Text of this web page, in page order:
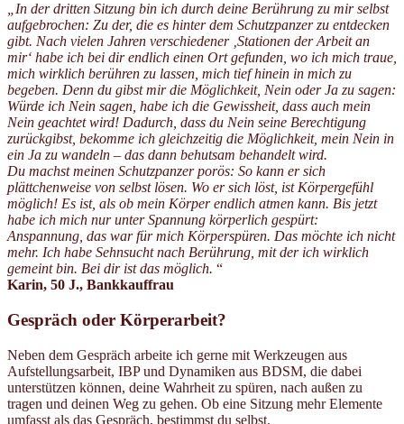
„In der dritten Sitzung bin ich durch deine Berührung zu mir selbst
aufgebrochen: Zu der, die es hinter dem Schutzpanzer zu entdecken
gibt. Nach vielen Jahren verschiedener ‚Stationen der Arbeit an
mir‘ habe ich bei dir endlich einen Ort gefunden, wo ich mich traue,
mich wirklich berühren zu lassen, mich tief hinein in mich zu
begeben. Denn du gibst mir die Möglichkeit, Nein oder Ja zu sagen:
Würde ich Nein sagen, habe ich die Gewissheit, dass auch mein
Nein geachtet wird! Dadurch, dass du Nein seine Berechtigung
zurückgibst, bekomme ich gleichzeitig die Möglichkeit, mein Nein in
ein Ja zu wandeln – das dann behutsam behandelt wird.
Du machst meinen Schutzpanzer porös: So kann er sich
plättchenweise von selbst lösen. Wo er sich löst, ist Körpergefühl
möglich! Es ist, als ob mein Körper endlich atmen kann. Bis jetzt
habe ich mich nur unter Spannung körperlich gespürt:
Anspannung, das war für mich Körperspüren. Das möchte ich nicht
mehr. Ich habe Sehnsucht nach Berührung, mit der ich wirklich
gemeint bin. Bei dir ist das möglich. “
Karin, 50 J., Bankkauffrau
Gespräch oder Körperarbeit?
Neben dem Gespräch arbeite ich gerne mit Werkzeugen aus
Aufstellungsarbeit, IBP und Dynamiken aus BDSM, die dabei
unterstützen können, deine Wahrheit zu spüren, nach außen zu
tragen und deinen Weg zu gehen. Ob eine Sitzung mehr Elemente
umfasst als das Gespräch, bestimmst du selbst.